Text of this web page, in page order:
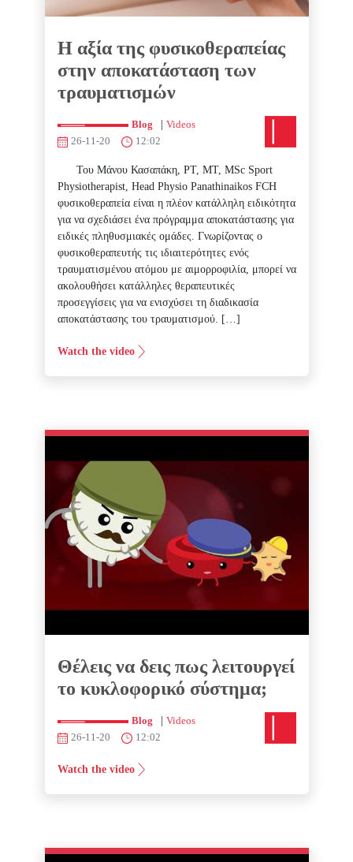
Η αξία της φυσικοθεραπείας
στην αποκατάσταση των
τραυματισμών
Blog | Videos
26-11-20
12:02
Του Μάνου Κασαπάκη, PT, MT, MSc Sport
Physiotherapist, Head Physio Panathinaikos FCΗ
φυσικοθεραπεία είναι η πλέον κατάλληλη ειδικότητα
για να σχεδιάσει ένα πρόγραμμα αποκατάστασης για
ειδικές πληθυσμιακές ομάδες. Γνωρίζοντας ο
φυσικοθεραπευτής τις ιδιαιτερότητες ενός
τραυματισμένου ατόμου με αιμορροφιλία, μπορεί να
ακολουθήσει κατάλληλες θεραπευτικές
προσεγγίσεις για να ενισχύσει τη διαδικασία
αποκατάστασης του τραυματισμού. […]
Watch the video
Θέλεις να δεις πως λειτουργεί
το κυκλοφορικό σύστημα;
Blog | Videos
26-11-20
12:02
Watch the video